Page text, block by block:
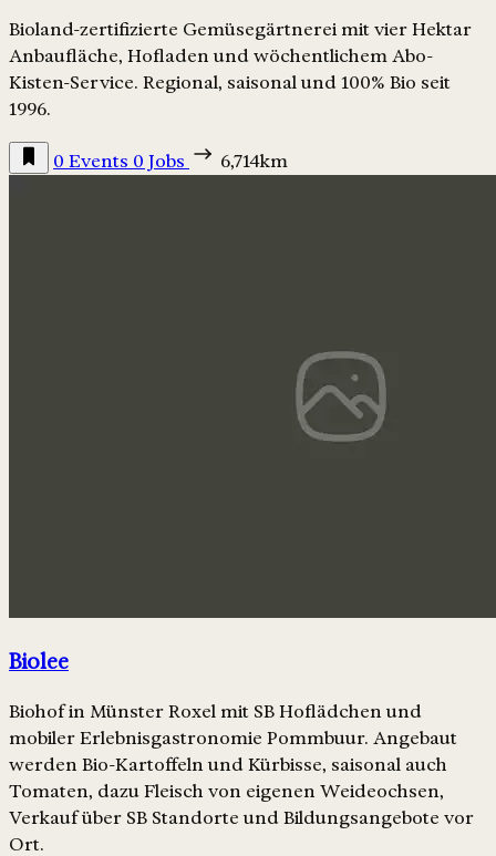
Bioland-zertifizierte Gemüsegärtnerei mit vier Hektar
Anbaufläche, Hofladen und wöchentlichem Abo-
Kisten-Service. Regional, saisonal und 100% Bio seit
1996.
0 Events 0 Jobs 6,714km
Biolee
Biohof in Münster Roxel mit SB Hoflädchen und
mobiler Erlebnisgastronomie Pommbuur. Angebaut
werden Bio-Kartoffeln und Kürbisse, saisonal auch
Tomaten, dazu Fleisch von eigenen Weideochsen,
Verkauf über SB Standorte und Bildungsangebote vor
Ort.